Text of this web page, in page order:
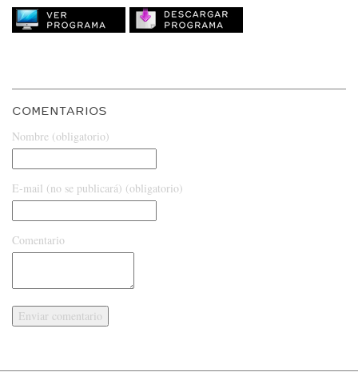
COMENTARIOS
Nombre (obligatorio)
E-mail (no se publicará) (obligatorio)
Comentario